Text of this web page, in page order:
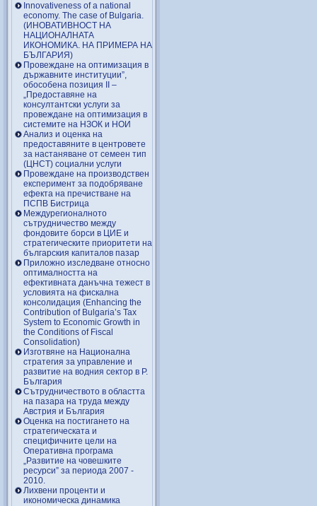
Innovativeness of a national
economy. The case of Bulgaria.
(ИНОВАТИВНОСТ НА
НАЦИОНАЛНАТА
ИКОНОМИКА. НА ПРИМЕРА НА
БЪЛГАРИЯ)
Провеждане на оптимизация в
държавните институции”,
обособена позиция ІІ –
„Предоставяне на
консултантски услуги за
провеждане на оптимизация в
системите на НЗОК и НОИ
Анализ и оценка на
предоставяните в центровете
за настаняване от семеен тип
(ЦНСТ) социални услуги
Провеждане на производствен
експеримент за подобряване
ефекта на пречистване на
ПСПВ Бистрица
Междурегионалното
сътрудничество между
фондовите борси в ЦИЕ и
стратегическите приоритети на
българския капиталов пазар
Приложно изследване относно
оптималността на
ефективната данъчна тежест в
условията на фискална
консолидация (Enhancing the
Contribution of Bulgaria’s Tax
System to Economic Growth in
the Conditions of Fiscal
Consolidation)
Изготвяне на Национална
стратегия за управление и
развитие на водния сектор в Р.
България
Сътрудничеството в областта
на пазара на труда между
Австрия и България
Оценка на постигането на
стратегическата и
специфичните цели на
Оперативна програма
„Развитие на човешките
ресурси” за периода 2007 ‑
2010.
Лихвени проценти и
икономическа динамика